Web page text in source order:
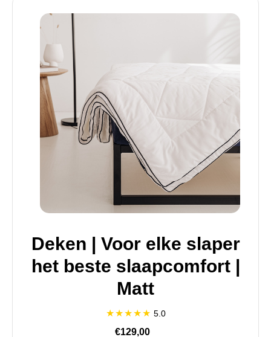
Deken | Voor elke slaper
het beste slaapcomfort |
Matt
5.0
€129,00